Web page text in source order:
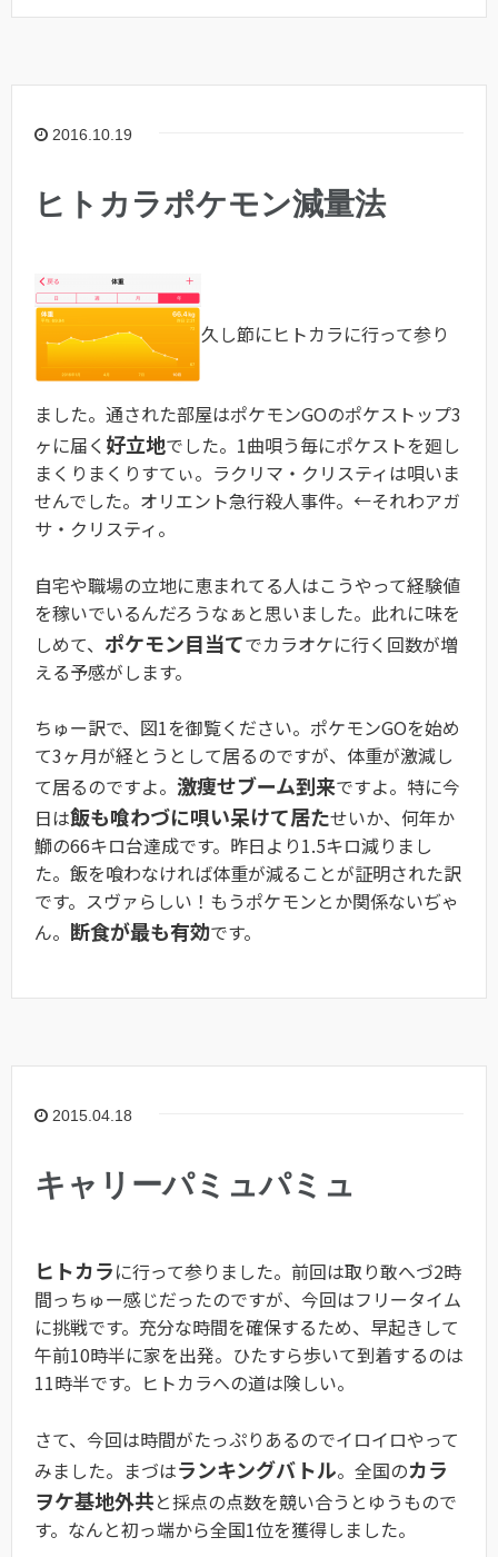
2016.10.19
ヒトカラポケモン減量法
久し節にヒトカラに行って参り
ました。通された部屋はポケモンGOのポケストップ3
ヶに届く 好立地でした。1曲唄う毎にポケストを廻し
まくりまくりすてぃ。ラクリマ・クリスティは唄いま
せんでした。オリエント急行殺人事件。←それわアガ
サ・クリスティ。
自宅や職場の立地に恵まれてる人はこうやって経験値
を稼いでいるんだろうなぁと思いました。此れに味を
しめて、 ポケモン目当てでカラオケに行く回数が増
える予感がします。
ちゅー訳で、図1を御覧ください。ポケモンGOを始め
て3ヶ月が経とうとして居るのですが、体重が激減し
て居るのですよ。 激痩せブーム到来ですよ。特に今
日は飯も喰わづに唄い呆けて居たせいか、何年か
鰤の66キロ台達成です。昨日より1.5キロ減りまし
た。飯を喰わなければ体重が減ることが証明された訳
です。スヴァらしい！もうポケモンとか関係ないぢゃ
ん。 断食が最も有効です。
2015.04.18
キャリーパミュパミュ
ヒトカラに行って参りました。前回は取り敢へづ2時
間っちゅー感じだったのですが、今回はフリータイム
に挑戦です。充分な時間を確保するため、早起きして
午前10時半に家を出発。ひたすら歩いて到着するのは
11時半です。ヒトカラへの道は険しい。
さて、今回は時間がたっぷりあるのでイロイロやって
みました。まづはランキングバトル。全国のカラ
ヲケ基地外共と採点の点数を競い合うとゆうもので
す。なんと初っ端から全国1位を獲得しました。